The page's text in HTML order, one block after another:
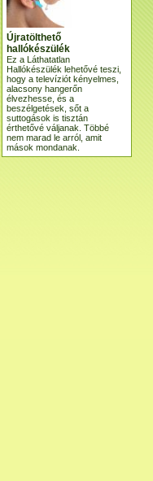
Újratölthető
hallókészülék
Ez a Láthatatlan
Hallókészülék lehetővé teszi,
hogy a televíziót kényelmes,
alacsony hangerőn
élvezhesse, és a
beszélgetések, sőt a
suttogások is tisztán
érthetővé váljanak. Többé
nem marad le arról, amit
mások mondanak.